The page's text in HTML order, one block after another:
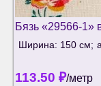
Бязь «29566-1»
Ширина: 150 см;
113.50 ₽/метр